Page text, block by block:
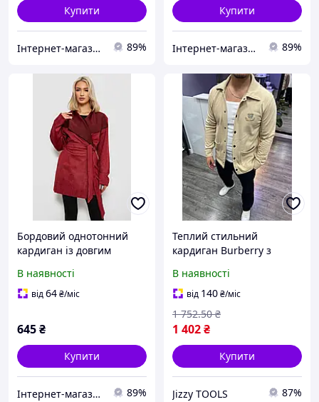
Купити
Інтернет-магазин OK Shop 89%
Купити
Інтернет-магазин OK Shop 89%
Бордовий однотонний
кардиган із довгим
257R001
В наявності
від64₴/міс
645₴
Купити
Інтернет-магазин OK Shop 89%
Теплий стильний
кардиган Burberry з
високою якістю
виготовлення для жінок
В наявності
від 140₴/міс
1 402₴
1 752.50 ₴
Купити
Jizzy TOOLS 87%